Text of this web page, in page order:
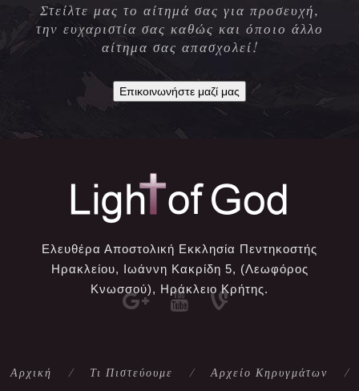
Στείλτε μας το αίτημά σας για προσευχή,
την ευχαριστία σας καθώς και όποιο άλλο
αίτημα σας απασχολεί!
Επικοινωνήστε μαζί μας
Ελευθέρα Αποστολική Εκκλησία Πεντηκοστής
Ηρακλείου, Ιωάννη Κακρίδη 5, (Λεωφόρος
Κνωσσού), Ηράκλειο Κρήτης.
Αρχική Τι Πιστεύουμε Αρχείο Κηρυγμάτων